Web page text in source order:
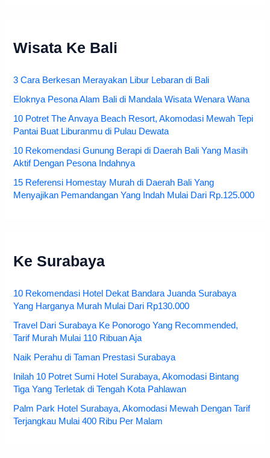
Wisata Ke Bali
3 Cara Berkesan Merayakan Libur Lebaran di Bali
Eloknya Pesona Alam Bali di Mandala Wisata Wenara Wana
10 Potret The Anvaya Beach Resort, Akomodasi Mewah Tepi
Pantai Buat Liburanmu di Pulau Dewata
10 Rekomendasi Gunung Berapi di Daerah Bali Yang Masih
Aktif Dengan Pesona Indahnya
15 Referensi Homestay Murah di Daerah Bali Yang
Menyajikan Pemandangan Yang Indah Mulai Dari Rp.125.000
Ke Surabaya
10 Rekomendasi Hotel Dekat Bandara Juanda Surabaya
Yang Harganya Murah Mulai Dari Rp130.000
Travel Dari Surabaya Ke Ponorogo Yang Recommended,
Tarif Murah Mulai 110 Ribuan Aja
Naik Perahu di Taman Prestasi Surabaya
Inilah 10 Potret Sumi Hotel Surabaya, Akomodasi Bintang
Tiga Yang Terletak di Tengah Kota Pahlawan
Palm Park Hotel Surabaya, Akomodasi Mewah Dengan Tarif
Terjangkau Mulai 400 Ribu Per Malam